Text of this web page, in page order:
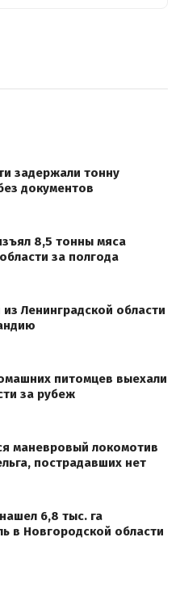
задержали тонну
документов
8,5 тонны мяса
за полгода
Ленинградской области
питомцев выехали
за рубеж
маневровый локомотив
пострадавших нет
6,8 тыс. га
в Новгородской области